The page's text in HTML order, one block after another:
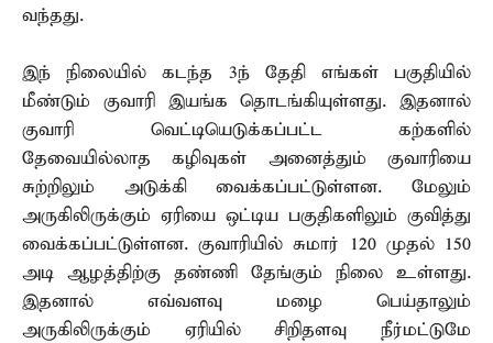
வந்தது.
இந் நிலையில் கடந்த 3ந் தேதி எங்கள் பகுதியில்
மீண்டும் குவாரி இயங்க தொடங்கியுள்ளது. இதனால்
குவாரி வெட்டியெடுக்கப்பட்ட கற்களில்
தேவையில்லாத கழிவுகள் அனைத்தும் குவாரியை
சுற்றிலும் அடுக்கி வைக்கப்பட்டுள்ளன. மேலும்
அருகிலிருக்கும் ஏரியை ஒட்டிய பகுதிகளிலும் குவித்து
வைக்கப்பட்டுள்ளன. குவாரியில் சுமார் 120 முதல் 150
அடி ஆழத்திற்கு தண்ணி தேங்கும் நிலை உள்ளது.
இதனால் எவ்வளவு மழை பெய்தாலும்
அருகிலிருக்கும் ஏரியில் சிறிதளவு நீர்மட்டுமே